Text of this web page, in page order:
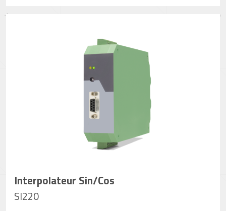
Interpolateur Sin/Cos
SI220